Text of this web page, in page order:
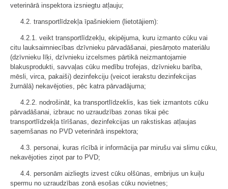
veterinārā inspektora izsniegtu atļauju;
4.2. transportlīdzekļa īpašniekiem (lietotājiem):
4.2.1. veikt transportlīdzekļu, ekipējuma, kuru izmanto cūku vai
citu lauksaimniecības dzīvnieku pārvadāšanai, piesārņoto materiālu
(dzīvnieku līķi, dzīvnieku izcelsmes pārtikā neizmantojamie
blakusprodukti, savvaļas cūku medību trofejas, dzīvnieku barība,
mēsli, virca, pakaiši) dezinfekciju (veicot ierakstu dezinfekcijas
žurnālā) nekavējoties, pēc katra pārvadājuma;
4.2.2. nodrošināt, ka transportlīdzeklis, kas tiek izmantots cūku
pārvadāšanai, izbrauc no uzraudzības zonas tikai pēc
transportlīdzekļa tīrīšanas, dezinfekcijas un rakstiskas atļaujas
saņemšanas no PVD veterinārā inspektora;
4.3. personai, kuras rīcībā ir informācija par mirušu vai slimu cūku,
nekavējoties ziņot par to PVD;
4.4. personām aizliegts izvest cūku olšūnas, embrijus un kuiļu
spermu no uzraudzības zonā esošas cūku novietnes;